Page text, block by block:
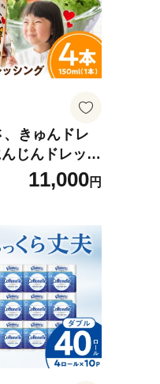
きゅんドレ
じんドレッシ
成町 [BDAX00
11,000円